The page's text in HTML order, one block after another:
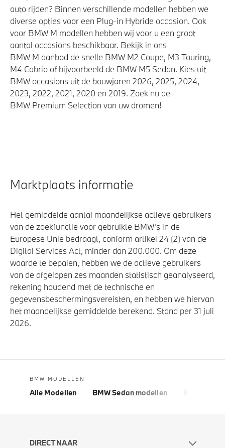
auto rijden? Binnen verschillende modellen hebben we
diverse opties voor een Plug-in Hybride occasion. Ook
voor BMW M modellen hebben wij voor u een groot
aantal occasions beschikbaar. Bekijk in ons
BMW M aanbod de snelle BMW M2 Coupe, M3 Touring,
M4 Cabrio of bijvoorbeeld de BMW M5 Sedan. Kies uit
BMW occasions uit de bouwjaren 2026, 2025, 2024,
2023, 2022, 2021, 2020 en 2019. Zoek nu de
BMW Premium Selection van uw dromen!
Marktplaats informatie
Het gemiddelde aantal maandelijkse actieve gebruikers
van de zoekfunctie voor gebruikte BMW's in de
Europese Unie bedraagt, conform artikel 24 (2) van de
Digital Services Act, minder dan 200.000. Om deze
waarde te bepalen, hebben we de actieve gebruikers
van de afgelopen zes maanden statistisch geanalyseerd,
rekening houdend met de technische en
gegevensbeschermingsvereisten, en hebben we hiervan
het maandelijkse gemiddelde berekend. Stand per 31 juli
2026.
BMW MODELLEN
Alle Modellen BMW Sedan modellen
DIRECT NAAR